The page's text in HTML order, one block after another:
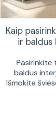
Kaip
ir baldus
Pasirinkite
baldus
Išmokite